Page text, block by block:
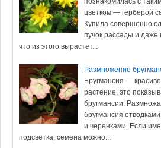
цветком — герберой
Купила совершенно
пучок рассады и даже
что из этого вырастет...
Размножение
Бругмансия —
растение, это
бругмансии.
бругмансия
и черенками. Если
подсветка, семена можно...